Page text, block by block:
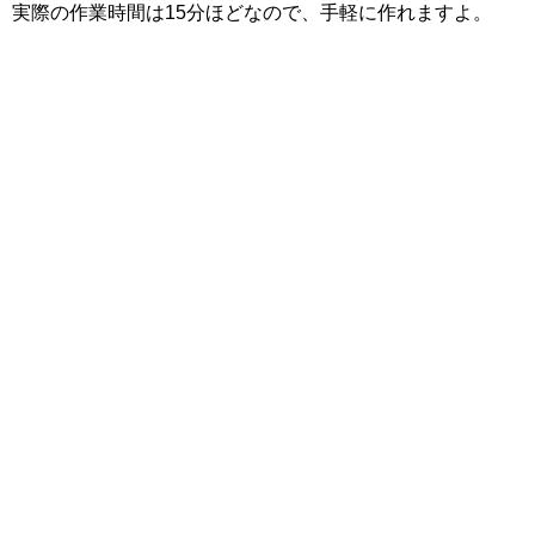
実際の作業時間は15分ほどなので、手軽に作れますよ。